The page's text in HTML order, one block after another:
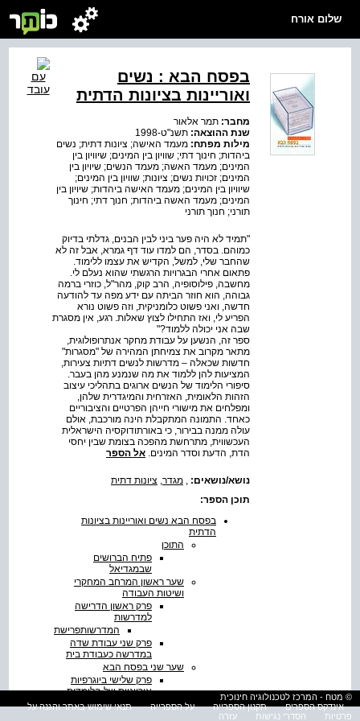
שלום אורח
בפסח הבא : נשים
ואוריינות בציונות הדתית
מחבר: תמר אלאור
שנת ההוצאה: תשנ"ט-1998
מילות מפתח: מעמד האישה; ציונות דתית; נשים
ביהדות; חינוך דתי; שוויון בין המינים; שיוויון בין
המינים; מעמד האשה; מעמד הנשים; שיויון בין
המינים; זכויות נשים; ציונות; שוויון בין המינים;
שיוויון בין המינים; מעמד האישה ביהדות; שיויון בין
המינים; מעמד האשה ביהדות; חנוך דתי; חינוך
תורני; חנוך תורני
"תמיד לא היה פער ביני לבין הבנים, גדלתי בדיוק
כמוהם. בסדר, הם למדו עוד דף גמרא, אבל זה לא
שהחבר שלי, למשל, הקדיש את עצמו ללימוד.
פתאום אחרי הבגרויות הרגשתי שהוא נעלם לי.
מחשבה, פילוסופיה, הרב קוק, מהר"ל, כוזרי ברמה
גבוהה, הוא חוזר הביתה עם ידע מפה עד להודעה
חדשה, ואני פשוט כלומניקית, וזה פשוט נורא
הפריע לי, ואז התחילו לצוץ שאלות. רגע, אין מסגרת
שבה אני יכולה ללמוד?"
ספר זה, הנשען על עבודת מחקר אנתרופולוגית,
מתאר מקרוב את צמיחתן המהירה של "מסגרות"
חדשות שכאלה – מדרשות לנשים דתיות צעירות,
המציעות להן ללמוד את מה שנמנע מהן בעבר.
סיפורי הלימוד של הנשים ארוגים בתהליכי עיצוב
הזהות הלאומית, האזרחית והמיגדרית שלהן,
ומפלחים את מישורי חייהן הפרטיים והציבוריים
כאחד. התמונה המתקבלת הינה מורכבת, אולם
עולה ממנה בבירור, כי באורתודוקסיה הישראלית
העכשווית, מתרחשת מהפכה בצומת שבין יחסי
הדת, הדעת וסדר המינים. אל הספר
נושא/נושאים: מגדר ציונות דתית
תוכן הספר:
בפסח הבא נשים ואוריינות בציונות
הדתית
התוכן
פתיח הברושים
שבמגדיאל
שער ראשון המרחב המחקרי
ושיטות העבודה
פרק ראשון הדרישה
למדרשות
המדרשותפרישת
פרק שני עבודת שדה
במדרשה כעבודת בית
שער שני בפסח הבא
פרק שלישי ביוגרפיות
אורייניות של הלומדות
פרק רביעי שישה צבעים -
© מטח - המרכז לטכנולוגיה חינוכית
אינדקס הספרים
תקנון הספרייה על הספרייה
תנאי שימוש באתר והגנה על
פרטיות
הסדרי נגישות עזרה